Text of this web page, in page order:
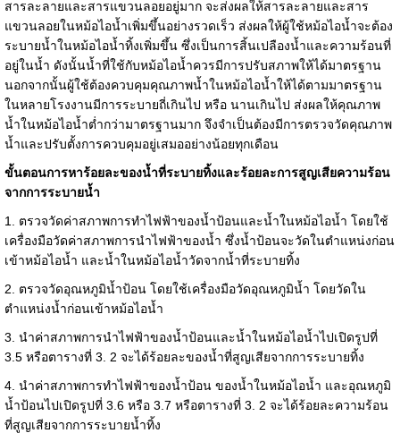
สารละลายและสารแขวนลอยอยู่มาก จะส่งผลให้สารละลายและสาร
แขวนลอยในหม้อไอน้ำเพิ่มขึ้นอย่างรวดเร็ว ส่งผลให้ผู้ใช้หม้อไอน้ำจะต้อง
ระบายน้ำในหม้อไอน้ำทิ้งเพิ่มขึ้น ซึ่งเป็นการสิ้นเปลืองน้ำและความร้อนที่
อยู่ในน้ำ ดังนั้นน้ำที่ใช้กับหม้อไอน้ำควรมีการปรับสภาพให้ได้มาตรฐาน
นอกจากนั้นผู้ใช้ต้องควบคุมคุณภาพน้ำในหม้อไอน้ำให้ได้ตามมาตรฐาน
ในหลายโรงงานมีการระบายถี่เกินไป หรือ นานเกินไป ส่งผลให้คุณภาพ
น้ำในหม้อไอน้ำต่ำกว่ามาตรฐานมาก จึงจำเป็นต้องมีการตรวจวัดคุณภาพ
น้ำและปรับตั้งการควบคุมอยู่เสมออย่างน้อยทุกเดือน
ขั้นตอนการหาร้อยละของน้ำที่ระบายทิ้งและร้อยละการสูญเสียความร้อน
จากการระบายน้ำ
1. ตรวจวัดค่าสภาพการทำไฟฟ้าของน้ำป้อนและน้ำในหม้อไอน้ำ โดยใช้
เครื่องมือวัดค่าสภาพการนำไฟฟ้าของน้ำ ซึ่งน้ำป้อนจะวัดในตำแหน่งก่อน
เข้าหม้อไอน้ำ และน้ำในหม้อไอน้ำวัดจากน้ำที่ระบายทิ้ง
2. ตรวจวัดอุณหภูมิน้ำป้อน โดยใช้เครื่องมือวัดอุณหภูมิน้ำ โดยวัดใน
ตำแหน่งน้ำก่อนเข้าหม้อไอน้ำ
3. นำค่าสภาพการนำไฟฟ้าของน้ำป้อนและน้ำในหม้อไอน้ำไปเปิดรูปที่
3.5 หรือตารางที่ 3. 2 จะได้ร้อยละของน้ำที่สูญเสียจากการระบายทิ้ง
4. นำค่าสภาพการทำไฟฟ้าของน้ำป้อน ของน้ำในหม้อไอน้ำ และอุณหภูมิ
น้ำป้อนไปเปิดรูปที่ 3.6 หรือ 3.7 หรือตารางที่ 3. 2 จะได้ร้อยละความร้อน
ที่สูญเสียจากการระบายน้ำทิ้ง